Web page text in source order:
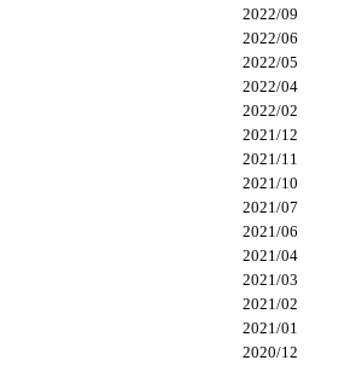
2022/09
2022/06
2022/05
2022/04
2022/02
2021/12
2021/11
2021/10
2021/07
2021/06
2021/04
2021/03
2021/02
2021/01
2020/12